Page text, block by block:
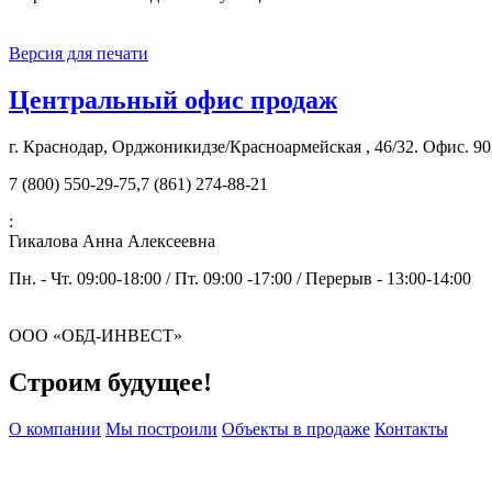
Версия для печати
Центральный офис продаж
г. Краснодар, Орджоникидзе/Красноармейская , 46/32. Офис.
7 (800) 550-29-75,7 (861) 274-88-21
:
Гикалова Анна Алексеевна
Пн. - Чт. 09:00-18:00 / Пт. 09:00 -17:00 / Перерыв - 13:00-14:00
ООО «ОБД-ИНВЕСТ»
Строим будущее!
О компании Мы построили Объекты в продаже Контакты